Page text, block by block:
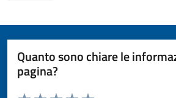
Quanto sono chiare le
pagina?
Valuta da 1 a 5 stelle la pagina